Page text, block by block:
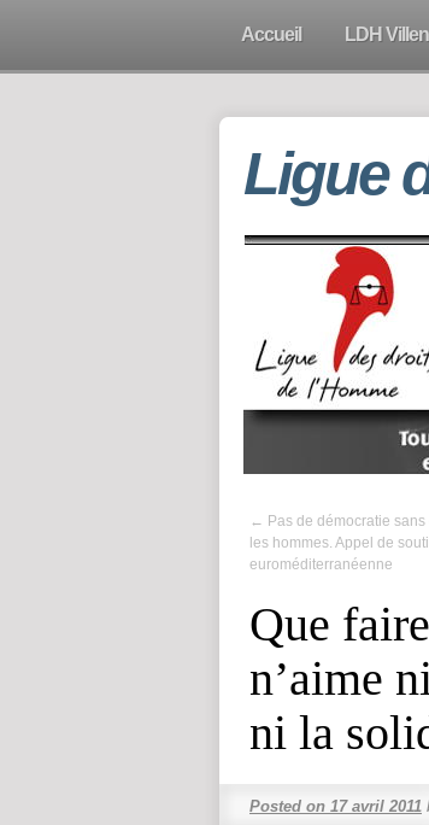
Accueil LDH
Ligue
← Pas de démocratie
les hommes. Appel de
euroméditerranéenne
Que
n’aime
ni la
Posted on 17 avril 2011